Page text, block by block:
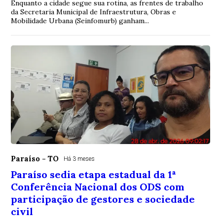
Enquanto a cidade segue sua rotina, as frentes de trabalho
da Secretaria Municipal de Infraestrutura, Obras e
Mobilidade Urbana (Seinfomurb) ganham...
Paraíso - TO Há 3 meses
Paraíso sedia etapa estadual da 1ª
Conferência Nacional dos ODS com
participação de gestores e sociedade
civil